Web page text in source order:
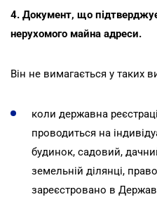
4. Документ, що
нерухомого майна адреси.
Він не вимагається у таких
коли державна
проводиться на
будинок, садовий,
земельній ділянці,
зареєстровано в